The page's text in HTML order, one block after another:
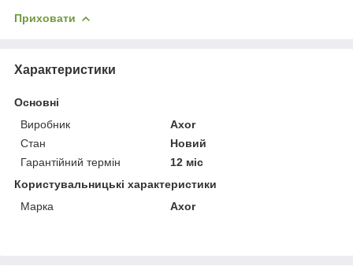
Приховати
Характеристики
Основні
Виробник
Axor
Стан
Новий
Гарантійний термін
12 міс
Користувальницькі характеристики
Марка
Axor